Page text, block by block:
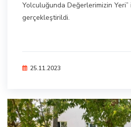
Yolculuğunda Değerlerimizin
gerçekleştirildi.
25.11.2023